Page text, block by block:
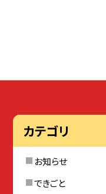
カテゴリ
お知らせ
できごと